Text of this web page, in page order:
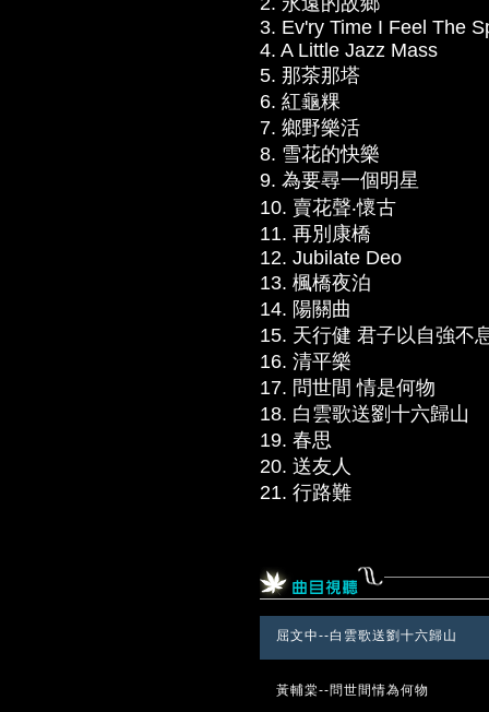
3. Ev'ry Time I Feel The
4. A Little Jazz Mass
5. 那茶那塔
6. 紅龜粿
7. 鄉野樂活
8. 雪花的快樂
9. 為要尋一個明星
10. 賣花聲‧懷古
11. 再別康橋
12. Jubilate Deo
13. 楓橋夜泊
14. 陽關曲
15. 天行健 君子以自強不
16. 清平樂
17. 問世間 情是何物
18. 白雲歌送劉十六歸山
19. 春思
20. 送友人
21. 行路難
屈文中--白雲歌送劉十六歸山
黃輔棠--問世間情為何物